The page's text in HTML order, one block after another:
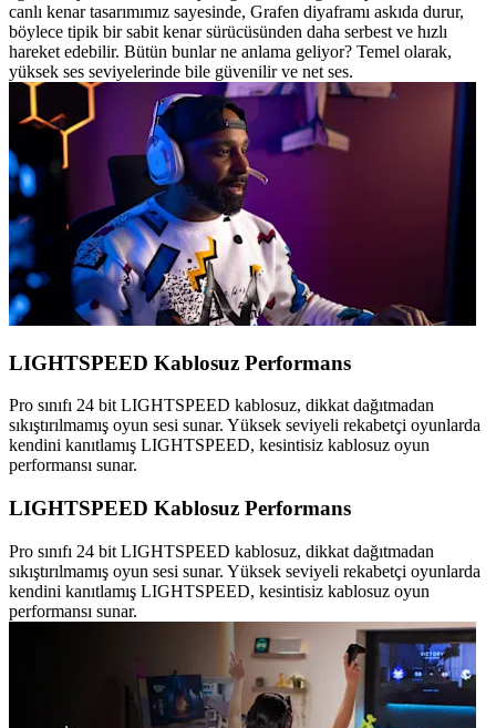
canlı kenar tasarımımız sayesinde, Grafen diyaframı askıda durur,
böylece tipik bir sabit kenar sürücüsünden daha serbest ve hızlı
hareket edebilir. Bütün bunlar ne anlama geliyor? Temel olarak,
yüksek ses seviyelerinde bile güvenilir ve net ses.
LIGHTSPEED Kablosuz Performans
Pro sınıfı 24 bit LIGHTSPEED kablosuz, dikkat dağıtmadan
sıkıştırılmamış oyun sesi sunar. Yüksek seviyeli rekabetçi oyunlarda
kendini kanıtlamış LIGHTSPEED, kesintisiz kablosuz oyun
performansı sunar.
LIGHTSPEED Kablosuz Performans
Pro sınıfı 24 bit LIGHTSPEED kablosuz, dikkat dağıtmadan
sıkıştırılmamış oyun sesi sunar. Yüksek seviyeli rekabetçi oyunlarda
kendini kanıtlamış LIGHTSPEED, kesintisiz kablosuz oyun
performansı sunar.